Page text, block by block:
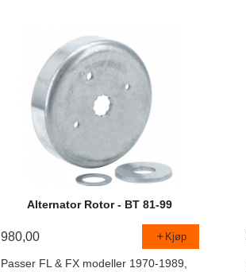
Alternator Rotor - BT 81-99
980,00 Kjøp
Passer FL & FX modeller 1970-1989,